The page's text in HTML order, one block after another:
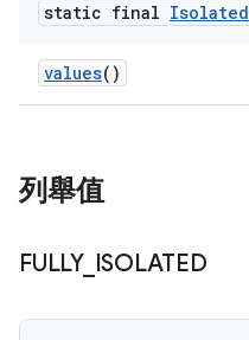
static final Isolated
values()
列舉值
FULLY_ ISOLATED